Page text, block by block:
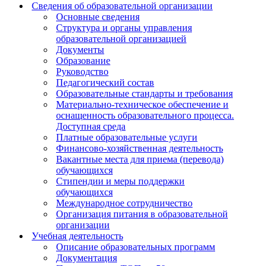
Сведения об образовательной организации
Основные сведения
Структура и органы управления
образовательной организацией
Документы
Образование
Руководство
Педагогический состав
Образовательные стандарты и требования
Материально-техническое обеспечение и
оснащенность образовательного процесса.
Доступная среда
Платные образовательные услуги
Финансово-хозяйственная деятельность
Вакантные места для приема (перевода)
обучающихся
Стипендии и меры поддержки
обучающихся
Международное сотрудничество
Организация питания в образовательной
организации
Учебная деятельность
Описание образовательных программ
Документация